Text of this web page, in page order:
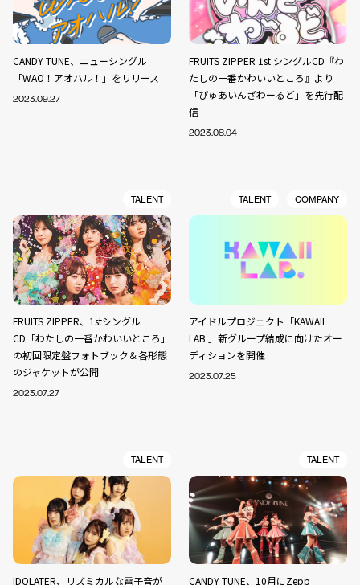
CANDY TUNE、ニューシングル
「WAO！アオハル！」をリリース
2023.09.27
FRUITS ZIPPER 1st シングルCD『わ
たしの一番かわいいところ』より
「ぴゅあいんざわーるど」を先行配
信
2023.08.04
TALENT
FRUITS ZIPPER、1stシングル
CD「わたしの一番かわいいところ」
の初回限定盤フォトブック＆各形態
のジャケットが公開
2023.07.27
TALENT COMPANY
アイドルプロジェクト「KAWAII
LAB.」新グループ結成に向けたオー
ディションを開催
2023.07.25
TALENT
IDOLATER、リズミカルな電子音が
TALENT
CANDY TUNE、10月にZepp